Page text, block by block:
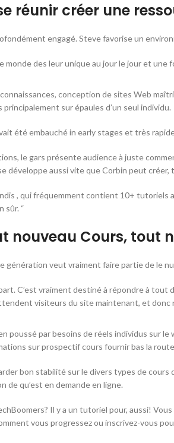
réunir créer une
engagé. Steve favorise un
des leur unique au jour le jour et une
conception de sites Web
sur épaules d’un seul individu.
été embauché in early stages et très
le gars présente audience à juste
développe aussi vite que Corbin peut
, qui fréquemment contient 10+
sûr. “
nouveau Cours, tout
génération veut vraiment faire partie de le
C’est vraiment destiné à répondre à
visiteurs du site maintenant, et donc
poussé par besoins de réels individus sur
sur prospectif cours fournir bas la
bon stabilité sur le divers types de
de qu’est en demande en ligne.
Il y a un tutoriel pour, aussi!
vous progressez ou inscrivez-vous